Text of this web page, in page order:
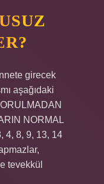
girecek
aşağıdaki
NORMAL
4, 8, 9, 13, 14
tevekkül